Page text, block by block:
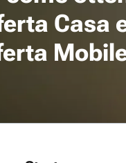
Casa